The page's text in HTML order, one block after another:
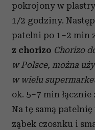
pokrojony w
1/2 godziny.
patelni po 1–2 min
z chorizo Chorizo
w Polsce, można
w wielu
ok. 5–7 min
Na tę samą
ząbek czosnku i